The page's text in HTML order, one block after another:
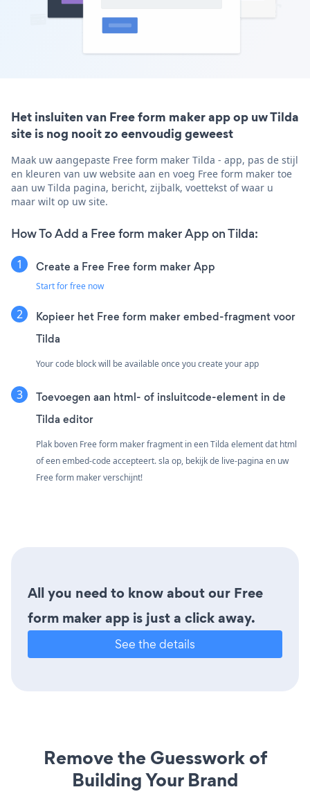
Het insluiten van Free form maker app op uw Tilda
site is nog nooit zo eenvoudig geweest
Maak uw aangepaste Free form maker Tilda - app, pas de stijl
en kleuren van uw website aan en voeg Free form maker toe
aan uw Tilda pagina, bericht, zijbalk, voettekst of waar u
maar wilt op uw site.
How To Add a Free form maker App on Tilda:
Create a Free Free form maker App
Start for free now
Kopieer het Free form maker embed-fragment voor
Tilda
Your code block will be available once you create your app
Toevoegen aan html- of insluitcode-element in de
Tilda editor
Plak boven Free form maker fragment in een Tilda element dat html
of een embed-code accepteert. sla op, bekijk de live-pagina en uw
Free form maker verschijnt!
All you need to know about our Free
form maker app is just a click away.
See the details
Remove the Guesswork of
Building Your Brand